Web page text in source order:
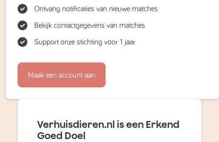
Ontvang notificaties van nieuwe matches
Bekijk contactgegevens van matches
Support onze stichting voor 1 jaar
Maak een account aan
Verhuisdieren.nl is een Erkend
Goed Doel